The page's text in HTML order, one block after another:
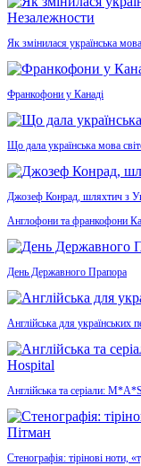
Як змінилася українська
Франкофони у Канаді
Що дала українська мова
Джозеф Конрад, шляхтич з
Англофони та франкофони
День Державного Прапора
Англійська для українських
Англійська та серіали:
Стенографія: тірінові ноти,